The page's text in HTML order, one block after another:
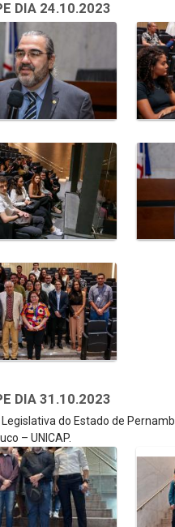
DIA 24.10.2023
DIA 31.10.2023
do Estado de
– UNICAP.